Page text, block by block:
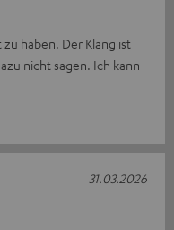
haben. Der Klang ist
nicht sagen. Ich kann
31.03.2026